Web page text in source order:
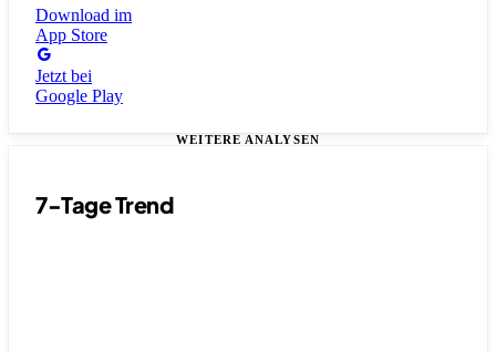
Download im
App Store
Jetzt bei
Google Play
WEITERE ANALYSEN
7-Tage Trend